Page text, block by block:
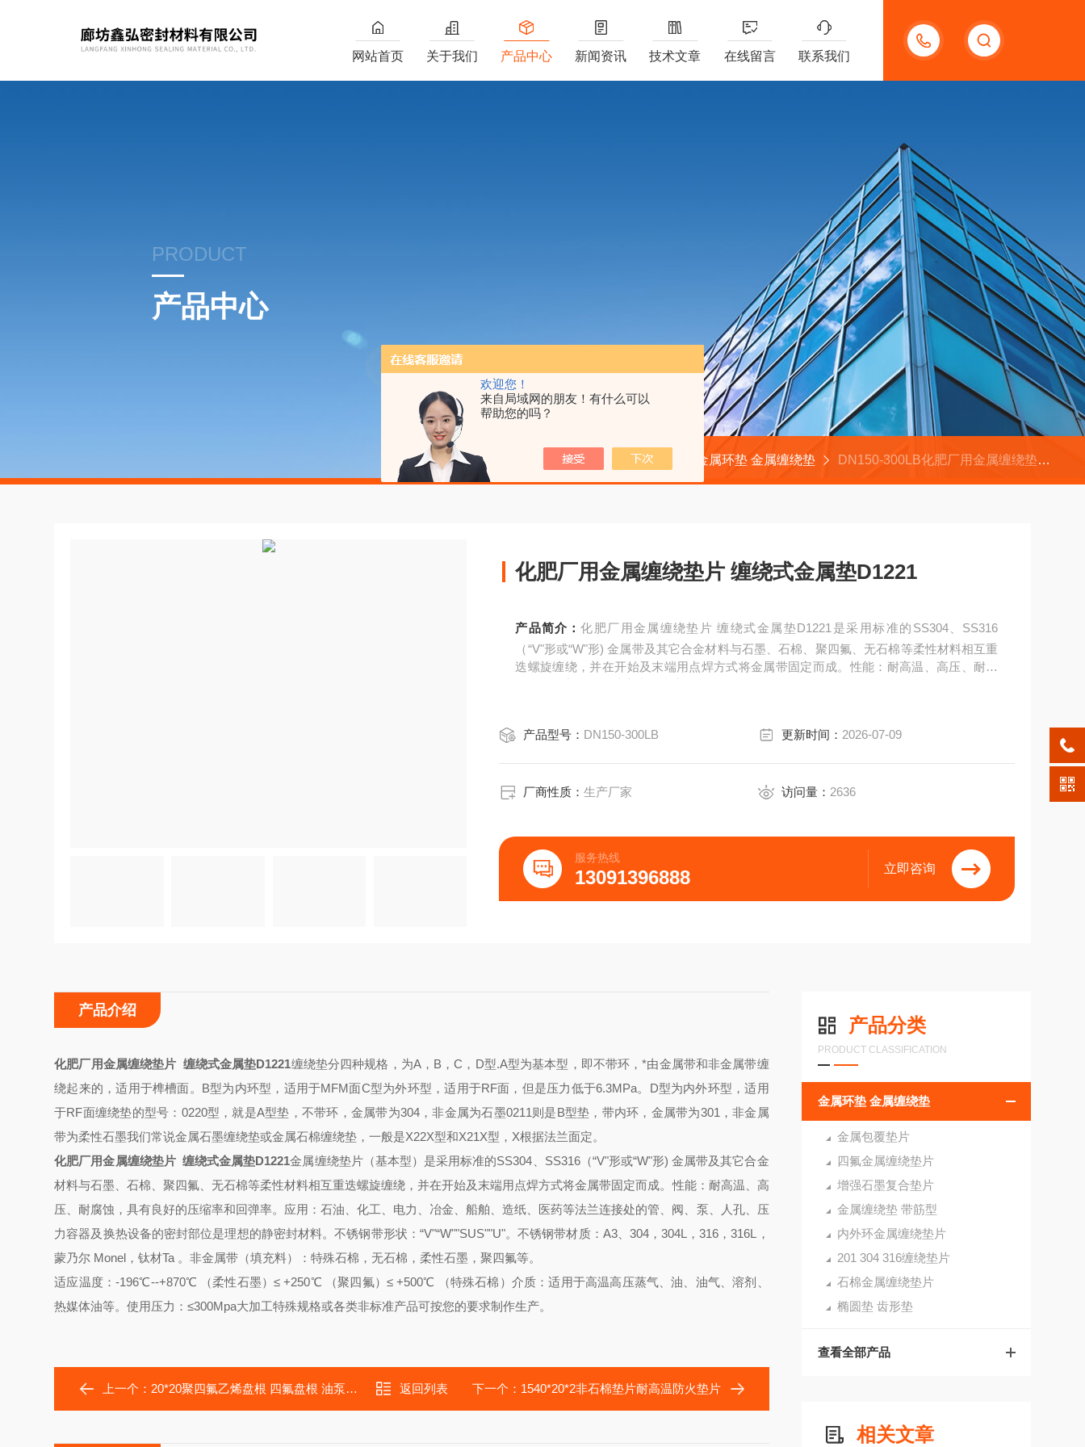
欢迎您！
来自局域网的朋友！有什么可以
帮助您的吗？
13191957898
网站首页 关于我们 产品中心 新闻资讯 技术文章 在线留言 联系我们
PRODUCT
产品中心
首页 产品中心 金属环垫 金属缠绕垫 DN150-300LB化肥厂用金属缠绕垫片 缠绕式金属垫D1221
化肥厂用金属缠绕垫片 缠绕式金属垫D1221
产品简介：化肥厂用金属缠绕垫片 缠绕式金属垫D1221是采用标准的SS304、SS316
（“V"形或“W"形) 金属带及其它合金材料与石墨、石棉、聚四氟、无石棉等柔性材料相互重
迭螺旋缠绕，并在开始及末端用点焊方式将金属带固定而成。性能：耐高温、高压、耐腐
产品型号： DN150-300LB 更新时间： 2026-07-09
厂商性质：生产厂家 访问量： 2636
服务热线
13091396888 立即咨询
产品分类
PRODUCT CLASSIFICATION
金属环垫 金属缠绕垫
金属包覆垫片
四氟金属缠绕垫片
增强石墨复合垫片
金属缠绕垫 带筋型
内外环金属缠绕垫片
201 304 316缠绕垫片
石棉金属缠绕垫片
椭圆垫 齿形垫
查看全部产品
相关文章
产品介绍
化肥厂用金属缠绕垫片 缠绕式金属垫D1221缠绕垫分四种规格，为A，B，C，D型.A型为基本型，即不带环，*由金属带和非金属带缠
绕起来的，适用于榫槽面。 B型为内环型，适用于MFM面C型为外环型，适用于RF面，但是压力低于6.3MPa。 D型为内外环型，适用
于RF面缠绕垫的型号：0220型，就是A型垫，不带环，金属带为304，非金属为石墨0211则是B型垫，带内环，金属带为301，非金属
带为柔性石墨我们常说金属石墨缠绕垫或金属石棉缠绕垫，一般是X22X型和X21X型，X根据法兰面定。
化肥厂用金属缠绕垫片 缠绕式金属垫D1221金属缠绕垫片（基本型）是采用标准的SS304、SS316（“V"形或“W"形) 金属带及其它合金
材料与石墨、石棉、聚四氟、无石棉等柔性材料相互重迭螺旋缠绕，并在开始及末端用点焊方式将金属带固定而成。性能：耐高温、高
压、耐腐蚀，具有良好的压缩率和回弹率。 应用：石油、化工、电力、冶金、船舶、造纸、医药等法兰连接处的管、阀、泵、人孔、压
力容器及 换热设备的密封部位是理想的静密封材料。不锈钢带形状：“V"“W""SUS""U"。不锈钢带材质：A3、304，304L，316，316L，
蒙乃尔 Monel，钛材Ta 。非金属带（填充料）：特殊石棉，无石棉，柔性石墨，聚四氟等。
适应温度：-196℃--+870℃ （柔性石墨）≤ +250℃ （聚四氟） ≤ +500℃ （特殊石棉） 介质：适用于高温高压蒸气、油、油气、溶剂、
热媒体油等。使用压力：≤300Mpa大加工特殊规格或各类非标准产品可按您的要求制作生产。
上一个： 20*20聚四氟乙烯盘根 四氟盘根 油泵密封PTEE盘根 返回列表 下一个： 1540*20*2非石棉垫片耐高温防火垫片